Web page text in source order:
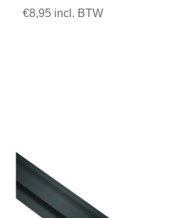
€8,95 incl. BTW